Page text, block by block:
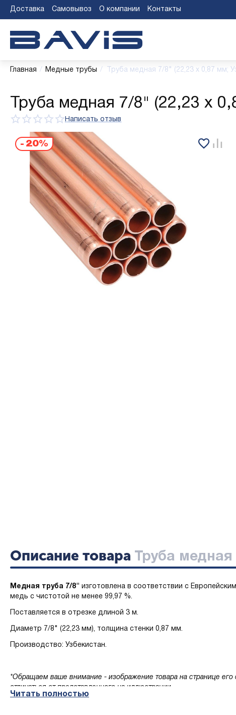
Доставка Самовывоз О компании Контакты
Главная / Медные трубы / Труба медная 7/8" (22,23 х 0,87 мм;
Труба медная 7/8" (22,23 х
- 20% Написать отзыв
Описание товара Труба
Медная труба 7/8" изготовлена в соответствии с
медь с чистотой не менее 99,97 %.
Поставляется в отрезке длиной 3 м.
Диаметр 7/8" (22,23 мм), толщина стенки 0,87 мм.
Производство: Узбекистан.
*Обращаем ваше внимание - изображение товара на странице
отличаться от представленного на иллюстрации.
Читать полностью